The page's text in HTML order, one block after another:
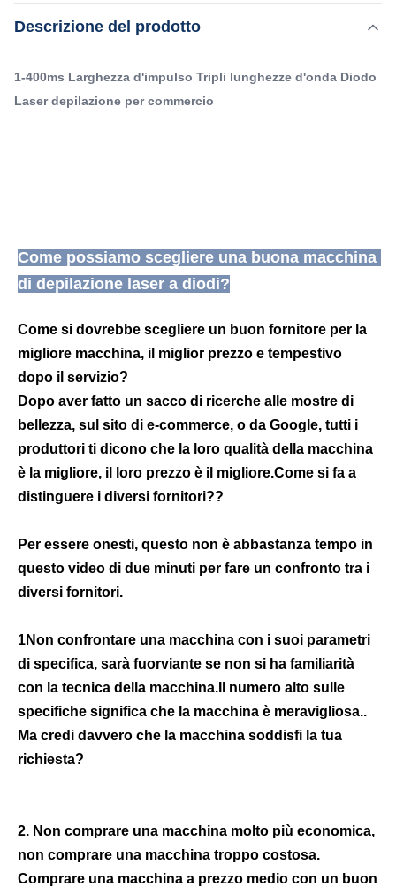
diodi? Come si dovrebbe scegliere un buon fornitore per la
servizio?Dopo aver fatto un ...
Evidenziare:
, Macchine per la depilazione laser a diodo Commerciale
Application:
Per commerciale
tecnico video, installazione sul campo, messa
Warranty:
2 anni
Product Name:
macchina per la depilazione laser ipl
Laser Power:
1000w/1200w/1600w/2000w
Da 1 a 400 ms
808nm 755nm 1064nm
Function:
Depilazione veloce
Modulo dell'aria + dell'acqua + a semiconduttore
REAL 50 milioni di colpi garantiti
Screen:
15.6 pollici 4K Smart Screen
Name:
macchina per la depilazione con laser a diodi
Descrizione del prodotto
1-400ms Larghezza d'impulso Tripli lunghezze d'onda Diodo
Laser depilazione per commercio
Come possiamo scegliere una buona macchina
di depilazione laser a diodi?
Come si dovrebbe scegliere un buon fornitore per la
migliore macchina, il miglior prezzo e tempestivo
dopo il servizio?
Dopo aver fatto un sacco di ricerche alle mostre di
bellezza, sul sito di e-commerce, o da Google, tutti i
produttori ti dicono che la loro qualità della macchina
è la migliore, il loro prezzo è il migliore.Come si fa a
distinguere i diversi fornitori??
Per essere onesti, questo non è abbastanza tempo in
questo video di due minuti per fare un confronto tra i
diversi fornitori.
1Non confrontare una macchina con i suoi parametri
di specifica, sarà fuorviante se non si ha familiarità
con la tecnica della macchina.Il numero alto sulle
specifiche significa che la macchina è meravigliosa..
Ma credi davvero che la macchina soddisfi la tua
richiesta?
2. Non comprare una macchina molto più economica,
non comprare una macchina troppo costosa.
Comprare una macchina a prezzo medio con un buon